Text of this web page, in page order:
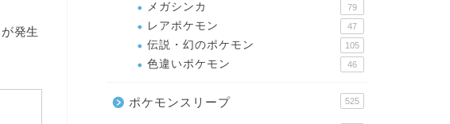
が発生
メガシンカ 79
レアポケモン 47
伝説・幻のポケモン 105
色違いポケモン 46
ポケモンスリープ 525